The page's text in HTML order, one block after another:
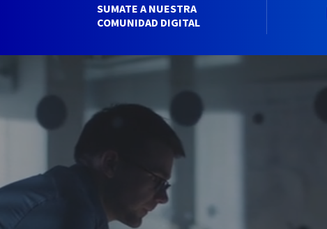
SUMATE A NUESTRA
COMUNIDAD DIGITAL